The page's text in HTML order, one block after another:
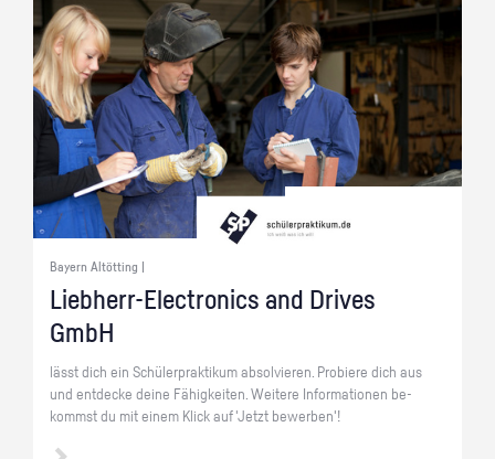
Bayern Altötting |
Lieb­herr-Elec­tro­nics and Dri­ves
GmbH
lässt dich ein Schü­ler­prak­ti­kum ab­sol­vie­ren. Pro­bie­re dich aus
und ent­de­cke deine Fä­hig­kei­ten. Wei­te­re In­for­ma­tio­nen be­
kommst du mit einem Klick auf 'Jetzt be­wer­ben'!